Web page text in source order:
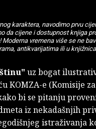
karaktera, navodimo prvu
da cijene i dostupnost knjiga
vremena više se ne
antikvarijatima ili u
uz bogat
KOMZA-e (Komisije
bi se pitanju
iz nekadašnjih
istraživanja